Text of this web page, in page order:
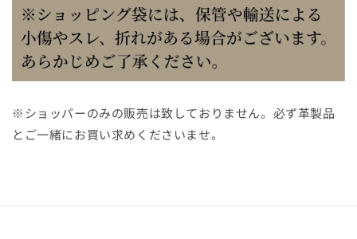
※ショッパーのみの販売は致しておりません。必ず革製品
とご一緒にお買い求めくださいませ。